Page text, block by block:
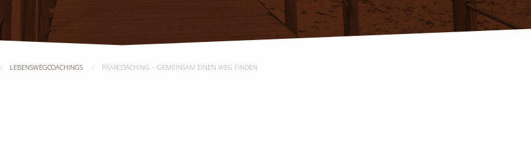
LEBENSWEGCOACHINGS PAARCOACHING – GEMEINSAM EINEN WEG FINDEN